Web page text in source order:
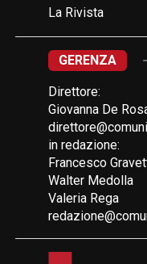
La Rivista
GERENZA
Direttore:
Giovanna De
in redazione:
Francesco
Walter Medolla
Valeria Rega